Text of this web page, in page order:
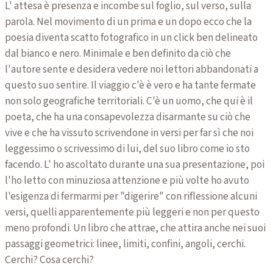
L' attesa è presenza e incombe sul foglio, sul verso, sulla
parola. Nel movimento di un prima e un dopo ecco che la
poesia diventa scatto fotografico in un click ben delineato
dal bianco e nero. Minimale e ben definito da ciò che
l'autore sente e desidera vedere noi lettori abbandonati a
questo suo sentire. Il viaggio c'è è vero e ha tante fermate
non solo geografiche territoriali. C'è un uomo, che qui è il
poeta, che ha una consapevolezza disarmante su ciò che
vive e che ha vissuto scrivendone in versi per far sì che noi
leggessimo o scrivessimo di lui, del suo libro come io sto
facendo. L' ho ascoltato durante una sua presentazione, poi
l'ho letto con minuziosa attenzione e più volte ho avuto
l'esigenza di fermarmi per "digerire" con riflessione alcuni
versi, quelli apparentemente più leggeri e non per questo
meno profondi. Un libro che attrae, che attira anche nei suoi
passaggi geometrici: linee, limiti, confini, angoli, cerchi.
Cerchi? Cosa cerchi?